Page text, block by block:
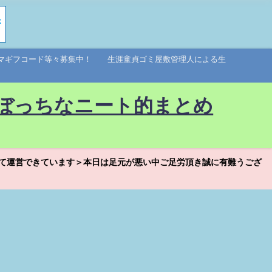
ギフコード等々募集中！ 生涯童貞ゴミ屋敷管理人による生
ちなニート的まとめ
営できています＞本日は足元が悪い中ご足労頂き誠に有難うござ